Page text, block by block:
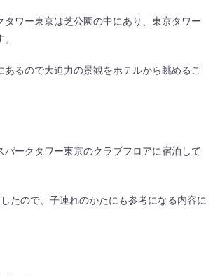
タワー東京は芝公園の中にあり、東京タワー
あるので大迫力の景観をホテルから眺めるこ
パークタワー東京のクラブフロアに宿泊して
たので、子連れのかたにも参考になる内容に